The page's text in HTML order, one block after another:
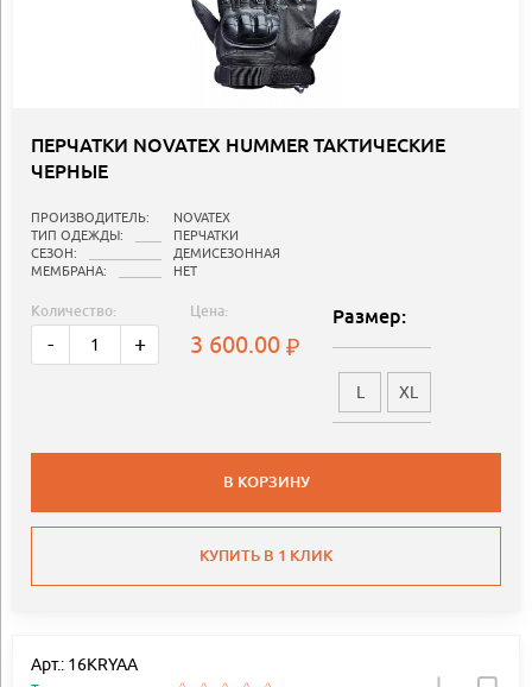
ПЕРЧАТКИ NOVATEX HUMMER ТАКТИЧЕСКИЕ
ЧЕРНЫЕ
ПРОИЗВОДИТЕЛЬ:
NOVATEX
ТИП ОДЕЖДЫ:
ПЕРЧАТКИ
СЕЗОН:
ДЕМИСЕЗОННАЯ
МЕМБРАНА:
НЕТ
Количество:
- +
Цена:
3 600.00
Размер:
L XL
В КОРЗИНУ
КУПИТЬ В 1 КЛИК
Арт.: 16KRYAA